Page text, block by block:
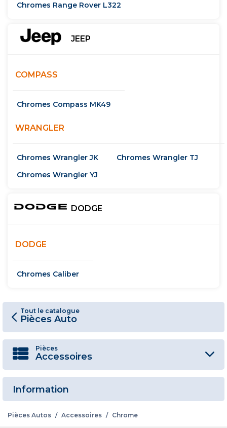
Chromes Range Rover L322
JEEP
COMPASS
Chromes Compass MK49
WRANGLER
Chromes Wrangler JK
Chromes Wrangler TJ
Chromes Wrangler YJ
DODGE
DODGE
Chromes Caliber
Tout le catalogue
Pièces Auto
Pièces
Accessoires
Information
Pièces Autos / Accessoires / Chrome